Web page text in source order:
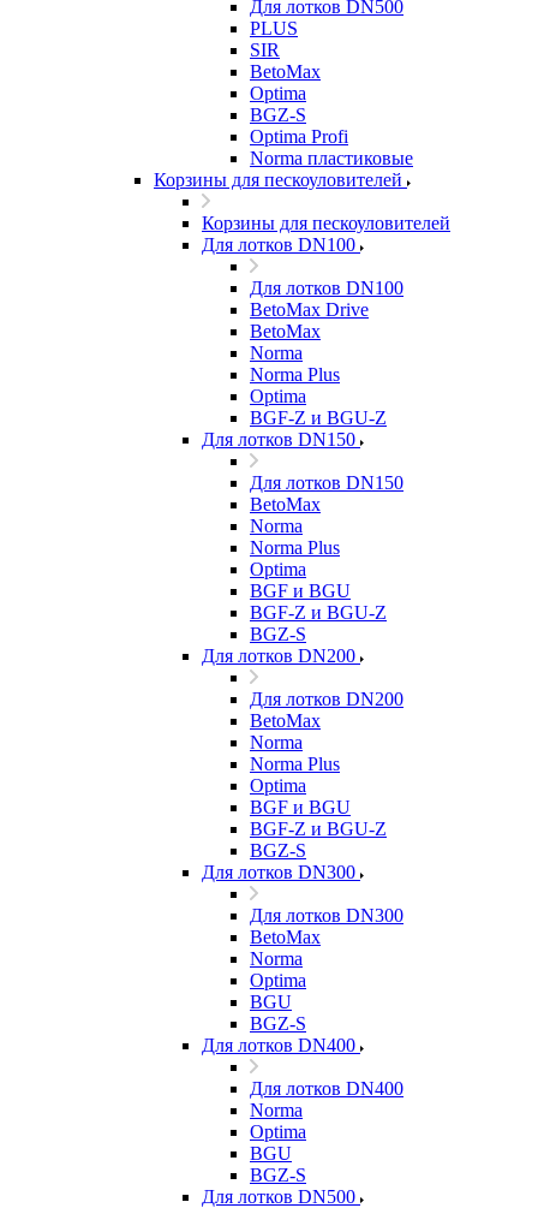
Для лотков DN500
PLUS
SIR
BetoMax
Optima
BGZ-S
Optima Profi
Norma пластиковые
Корзины для пескоуловителей
Корзины для пескоуловителей
Для лотков DN100
Для лотков DN100
BetoMax Drive
BetoMax
Norma
Norma Plus
Optima
BGF-Z и BGU-Z
Для лотков DN150
Для лотков DN150
BetoMax
Norma
Norma Plus
Optima
BGF и BGU
BGF-Z и BGU-Z
BGZ-S
Для лотков DN200
Для лотков DN200
BetoMax
Norma
Norma Plus
Optima
BGF и BGU
BGF-Z и BGU-Z
BGZ-S
Для лотков DN300
Для лотков DN300
BetoMax
Norma
Optima
BGU
BGZ-S
Для лотков DN400
Для лотков DN400
Norma
Optima
BGU
BGZ-S
Для лотков DN500